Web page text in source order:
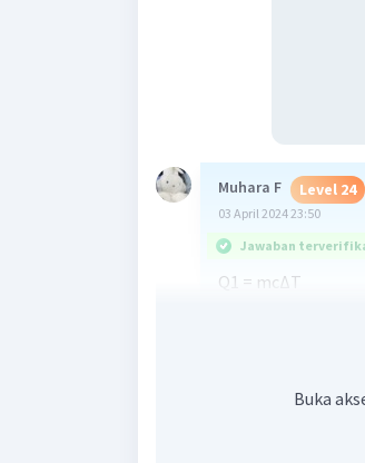
Muhara F Level 24
03 April 2024 23:50
Jawaban
Q1 = mcΔT
Q2 = m × LBuka